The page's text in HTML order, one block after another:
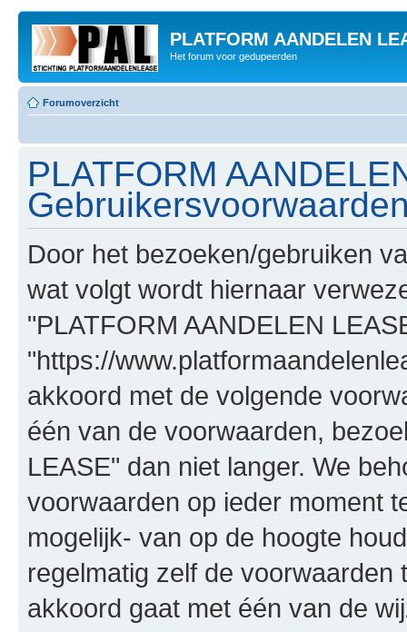
PLATFORM AANDELEN
Het forum voor gedupeerden
Forumoverzicht
PLATFORM
Door het bezoeken/gebruiken
wat volgt wordt hiernaar
"PLATFORM AANDELEN
"https://
akkoord met de volgende
één van de voorwaarden,
LEASE" dan niet langer. We
voorwaarden op ieder moment
mogelijk- van op de hoogte
regelmatig zelf de voorwaarden
akkoord gaat met één van de